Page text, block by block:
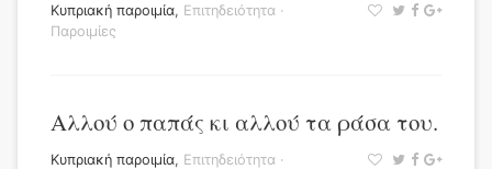
Κυπριακή παροιμία, Επιτηδειότητα ·
Παροιμίες
Αλλού ο παπάς κι αλλού τα ράσα του.
Κυπριακή παροιμία, Επιτηδειότητα ·